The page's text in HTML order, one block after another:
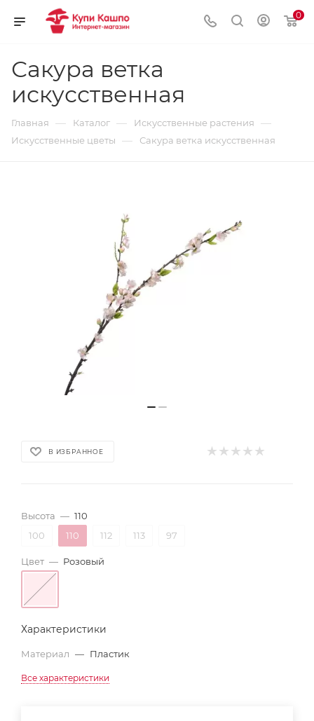
0
Сакура ветка
искусственная
Главная — Каталог — Искусственные растения —
Искусственные цветы — Сакура ветка искусственная
В ИЗБРАННОЕ
Высота — 110
100
110 112 113 97
Цвет — Розовый
Характеристики
Материал — Пластик
Все характеристики